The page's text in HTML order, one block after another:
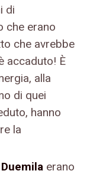
di
che erano
che avrebbe
accaduto! È
alla
di quei
hanno
la
erano